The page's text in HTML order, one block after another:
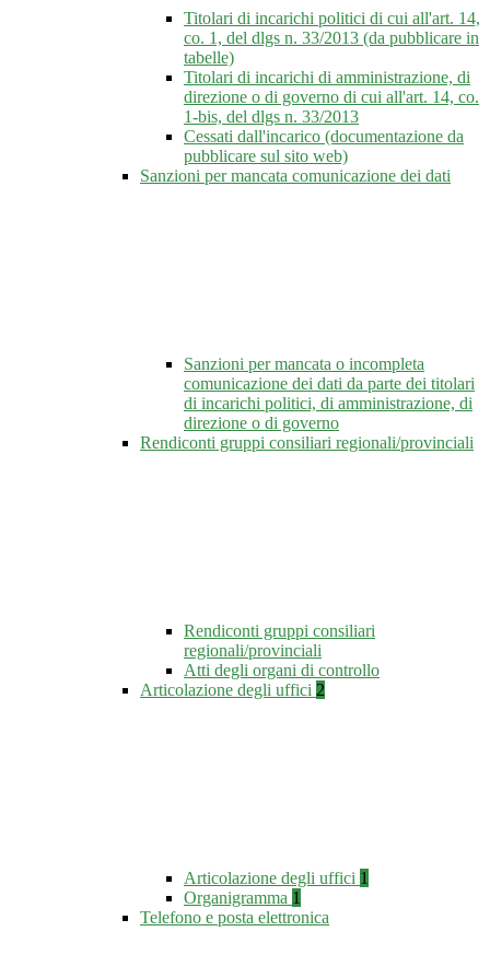
Titolari di incarichi politici di cui all'art. 14,
co. 1, del dlgs n. 33/2013 (da pubblicare in
tabelle)
Titolari di incarichi di amministrazione, di
direzione o di governo di cui all'art. 14, co.
1-bis, del dlgs n. 33/2013
Cessati dall'incarico (documentazione da
pubblicare sul sito web)
Sanzioni per mancata comunicazione dei dati
Sanzioni per mancata o incompleta
comunicazione dei dati da parte dei titolari
di incarichi politici, di amministrazione, di
direzione o di governo
Rendiconti gruppi consiliari regionali/provinciali
Rendiconti gruppi consiliari
regionali/provinciali
Atti degli organi di controllo
Articolazione degli uffici 2
Articolazione degli uffici 1
Organigramma 1
Telefono e posta elettronica